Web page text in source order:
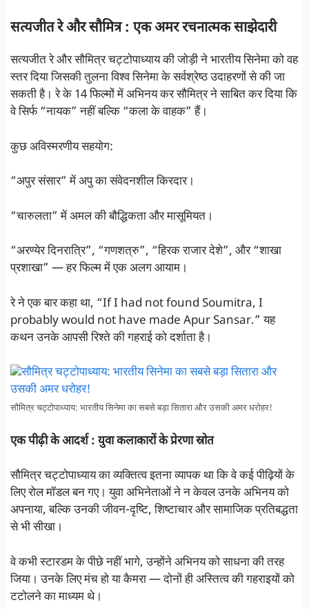
सत्यजीत रे और सौमित्र : एक अमर रचनात्मक साझेदारी
सत्यजीत रे और सौमित्र चट्टोपाध्याय की जोड़ी ने भारतीय सिनेमा को वह
स्तर दिया जिसकी तुलना विश्व सिनेमा के सर्वश्रेष्ठ उदाहरणों से की जा
सकती है। रे के 14 फिल्मों में अभिनय कर सौमित्र ने साबित कर दिया कि
वे सिर्फ “नायक” नहीं बल्कि “कला के वाहक” हैं।
कुछ अविस्मरणीय सहयोग:
“अपुर संसार” में अपु का संवेदनशील किरदार।
“चारुलता” में अमल की बौद्धिकता और मासूमियत।
“अरण्येर दिनरात्रि”, “गणशत्रु”, “हिरक राजार देशे”, और “शाखा
प्रशाखा” — हर फिल्म में एक अलग आयाम।
रे ने एक बार कहा था, “If I had not found Soumitra, I
probably would not have made Apur Sansar.” यह
कथन उनके आपसी रिश्ते की गहराई को दर्शाता है।
सौमित्र चट्टोपाध्याय: भारतीय सिनेमा का सबसे बड़ा सितारा और उसकी अमर धरोहर!
एक पीढ़ी के आदर्श : युवा कलाकारों के प्रेरणा स्रोत
सौमित्र चट्टोपाध्याय का व्यक्तित्व इतना व्यापक था कि वे कई पीढ़ियों के
लिए रोल मॉडल बन गए। युवा अभिनेताओं ने न केवल उनके अभिनय को
अपनाया, बल्कि उनकी जीवन-दृष्टि, शिष्टाचार और सामाजिक प्रतिबद्धता
से भी सीखा।
वे कभी स्टारडम के पीछे नहीं भागे, उन्होंने अभिनय को साधना की तरह
जिया। उनके लिए मंच हो या कैमरा — दोनों ही अस्तित्व की गहराइयों को
टटोलने का माध्यम थे।